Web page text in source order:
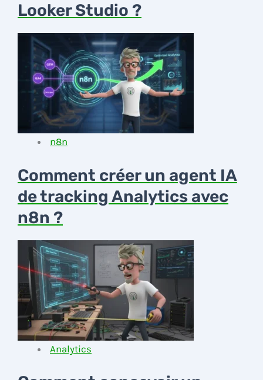
Looker Studio ?
n8n
Comment créer un agent IA
de tracking Analytics avec
n8n ?
Analytics